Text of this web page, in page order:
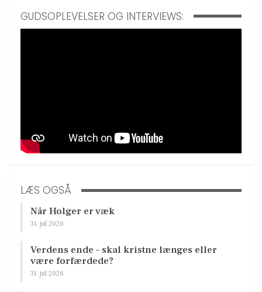
GUDSOPLEVELSER OG INTERVIEWS:
LÆS OGSÅ
Når Holger er væk
31. jul 2026
Verdens ende – skal kristne længes eller
være forfærdede?
31. jul 2026